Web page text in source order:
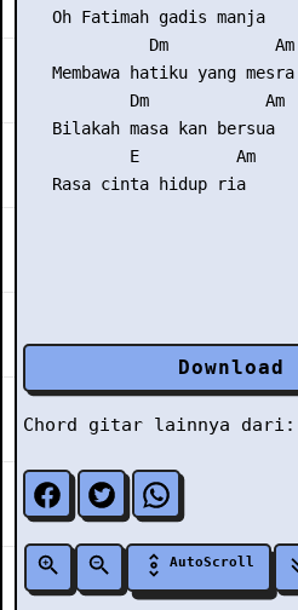
   Oh Fatimah gadis manja
             Dm           Am
   Membawa hatiku yang mesra
           Dm            Am
   Bilakah masa kan bersua
           E          Am
Download
Chord gitar lainnya dari:
AutoScroll